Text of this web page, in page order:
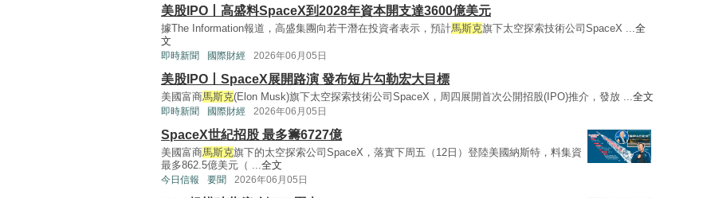
美股IPO丨高盛料SpaceX到2028年資本開支達3600億美元
據The Information報道，高盛集團向若干潛在投資者表示，預計馬斯克旗下太空探索技術公司SpaceX ...全
文
即時新聞 國際財經 2026年06月05日
美股IPO丨SpaceX展開路演 發布短片勾勒宏大目標
美國富商馬斯克(Elon Musk)旗下太空探索技術公司SpaceX，周四展開首次公開招股(IPO)推介，發放 ...全文
即時新聞 國際財經 2026年06月05日
SpaceX世紀招股 最多籌6727億
美國富商馬斯克旗下的太空探索公司SpaceX，落實下周五（12日）登陸美國納斯特，料集資
最多862.5億美元（ ...全文
今日信報 要聞 2026年06月05日